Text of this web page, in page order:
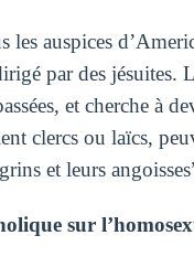
les auspices
par des jésuites.
et cherche à
clercs ou laïcs,
et leurs
sur